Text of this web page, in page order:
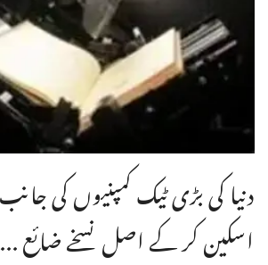
دنیا کی بڑی ٹیک کمپنیوں کی
اسکین کر کے اصل نسخے ضائع ...